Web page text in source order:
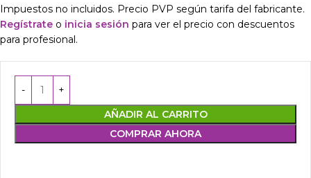
Impuestos no incluidos. Precio PVP según tarifa del fabricante.
Regístrate o inicia sesión para ver el precio con descuentos
para profesional.
AÑADIR AL CARRITO
COMPRAR AHORA